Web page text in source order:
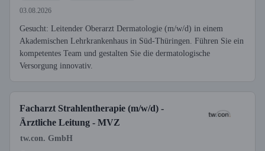
03.08.2026
Gesucht: Leitender Oberarzt Dermatologie (m/w/d) in einem
Akademischen Lehrkrankenhaus in Süd-Thüringen. Führen Sie ein
kompetentes Team und gestalten Sie die dermatologische
Versorgung innovativ.
Facharzt Strahlentherapie (m/w/d) -
Ärztliche Leitung - MVZ
tw.con. GmbH